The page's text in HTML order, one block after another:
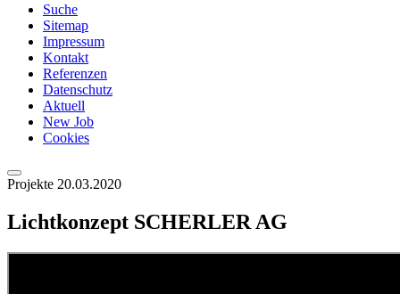
Suche
Sitemap
Impressum
Kontakt
Referenzen
Datenschutz
Aktuell
New Job
Cookies
Projekte 20.03.2020
Lichtkonzept SCHERLER AG